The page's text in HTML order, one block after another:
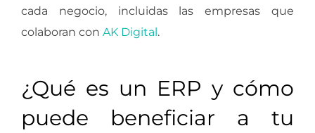
cada negocio, incluidas las empresas que
colaboran con AK Digital.
¿Qué es un ERP y cómo
puede beneficiar a tu